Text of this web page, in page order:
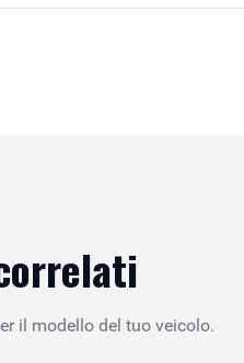
il modello del tuo veicolo.